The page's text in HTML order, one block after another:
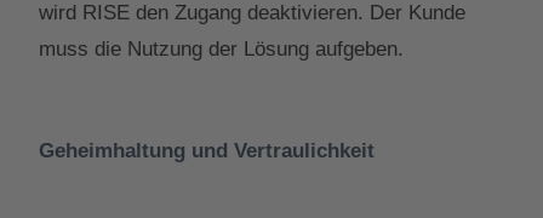
wird RISE den Zugang deaktivieren. Der Kunde
muss die Nutzung der Lösung aufgeben.
Geheimhaltung und Vertraulichkeit